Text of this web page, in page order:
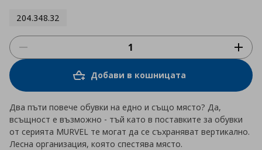
204.348.32
Добави в кошницата
Два пъти повече обувки на едно и също място? Да,
всъщност е възможно - тъй като в поставките за обувки
от серията MURVEL те могат да се съхраняват вертикално.
Лесна организация, която спестява място.